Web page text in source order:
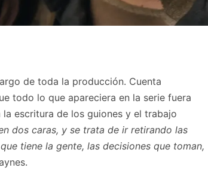
de toda la producción. Cuenta
todo lo que apareciera en la serie fuera
escritura de los guiones y el trabajo
dos caras, y se trata de ir retirando las
tiene la gente, las decisiones que toman,